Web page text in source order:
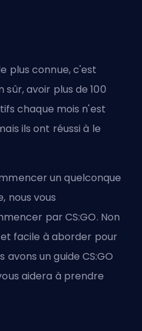
plus connue, c'est
avoir plus de 100
chaque mois n'est
ils ont réussi à le
un quelconque
nous vous
par CS:GO. Non
facile à aborder pour
avons unguide CS:GO
aidera à prendre